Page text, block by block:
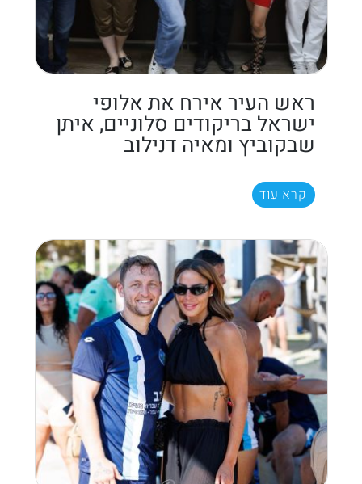
ראש העיר אירח את אלופי
ישראל בריקודים סלוניים, איתן
שבקוביץ ומאיה דנילוב
קרא עוד